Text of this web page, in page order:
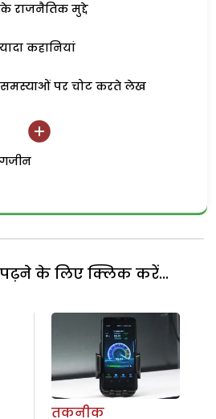
राजनैतिक मुद्दे
कहानियां
पर चोट करते लेख
के लिए क्लिक करें...
तकनीक